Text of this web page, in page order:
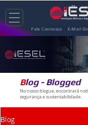
Fale Connosco E-Mail
Blog - Blogged
No nosso blogue, encontrará
segurança e sustentabilidade.
Blog